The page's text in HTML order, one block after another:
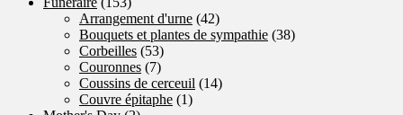
Arrangement d'urne (42)
Bouquets et plantes de sympathie (38)
Corbeilles (53)
Couronnes (7)
Coussins de cerceuil (14)
Couvre épitaphe (1)